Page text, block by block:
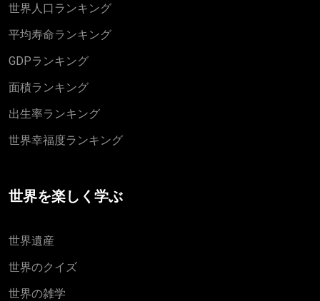
世界人口ランキング
平均寿命ランキング
GDPランキング
面積ランキング
出生率ランキング
世界幸福度ランキング
世界を楽しく学ぶ
世界遺産
世界のクイズ
世界の雑学